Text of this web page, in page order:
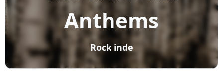
Anthems
Rock inde